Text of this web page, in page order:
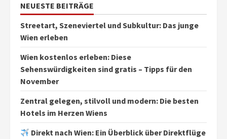
NEUESTE BEITRÄGE
Streetart, Szeneviertel und Subkultur: Das junge
Wien erleben
Wien kostenlos erleben: Diese
Sehenswürdigkeiten sind gratis – Tipps für den
November
Zentral gelegen, stilvoll und modern: Die besten
Hotels im Herzen Wiens
Direkt nach Wien: Ein Überblick über Direktflüge